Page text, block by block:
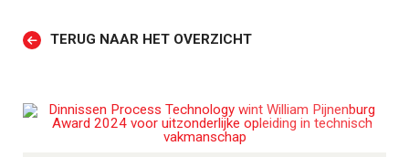
TERUG NAAR HET OVERZICHT